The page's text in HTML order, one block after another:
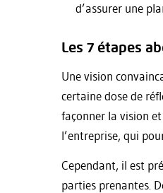
d’assurer une
Les 7 étapes
Une vision
certaine dose de
façonner la vision
l’entreprise, qui
Cependant, il est
parties prenantes.